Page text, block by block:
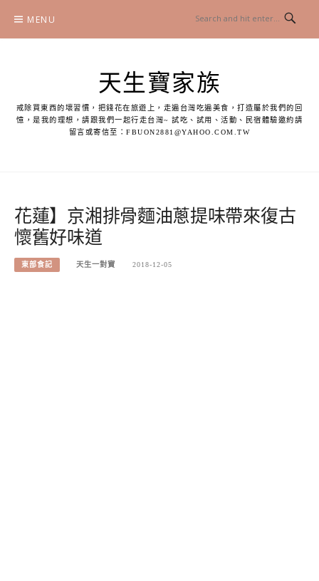
content
MENU
天生寶家族
戒除買東西的壞習慣，把錢花在旅遊上，走遍台灣吃遍美食，打造屬於我們的回
憶，是我的理想，請跟我們一起行走台灣~ 試吃、試用、活動、民宿體驗邀約請
留言或寄信至：FBUON2881@YAHOO.COM.TW
花蓮】京湘排骨麵油蔥提味帶來復古
懷舊好味道
東部食記 天生一對寶 2018-12-05